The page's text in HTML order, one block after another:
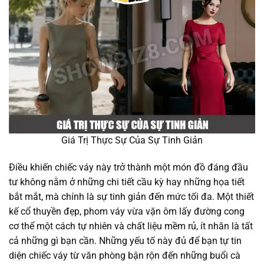
Giá Trị Thực Sự Của Sự Tinh Giản
Điều khiến chiếc váy này trở thành một món đồ đáng đầu
tư không nằm ở những chi tiết cầu kỳ hay những họa tiết
bắt mắt, mà chính là sự tinh giản đến mức tối đa. Một thiết
kế cổ thuyền đẹp, phom váy vừa vặn ôm lấy đường cong
cơ thể một cách tự nhiên và chất liệu mềm rủ, ít nhăn là tất
cả những gì bạn cần. Những yếu tố này đủ để bạn tự tin
diện chiếc váy từ văn phòng bận rộn đến những buổi cà